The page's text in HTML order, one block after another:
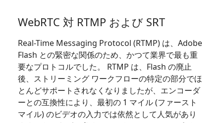
WebRTC 対 RTMP および SRT
Real-Time Messaging Protocol (RTMP) は、Adobe
Flash との緊密な関係のため、かつて業界で最も重
要なプロトコルでした。 RTMP は、Flash の廃止
後、ストリーミング ワークフローの特定の部分でほ
とんどサポートされなくなりましたが、エンコーダ
ーとの互換性により、最初の 1 マイル (ファースト
マイル) のビデオの入力では依然として人気があり